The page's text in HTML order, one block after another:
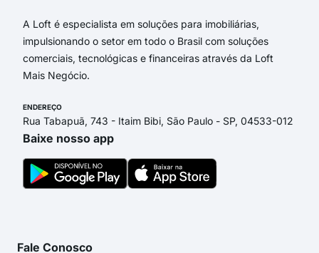
A Loft é especialista em soluções para imobiliárias,
impulsionando o setor em todo o Brasil com soluções
comerciais, tecnológicas e financeiras através da Loft
Mais Negócio.
ENDEREÇO
Rua Tabapuã, 743 - Itaim Bibi, São Paulo - SP, 04533-012
Baixe nosso app
Fale Conosco